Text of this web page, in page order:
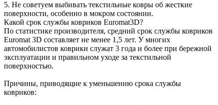
5. Не советуем выбивать текстильные ковры об жесткие
поверхности, особенно в мокром состоянии.
Какой срок службы ковриков Euromat3D?
По статистике производителя, средний срок службы ковриков
Euromat 3D составляет не менее 1,5 лет. У многих
автомобилистов коврики служат 3 года и более при бережной
эксплуатации и правильном уходе за текстильной
поверхностью.
Причины, приводящие к уменьшению срока службы
ковриков: